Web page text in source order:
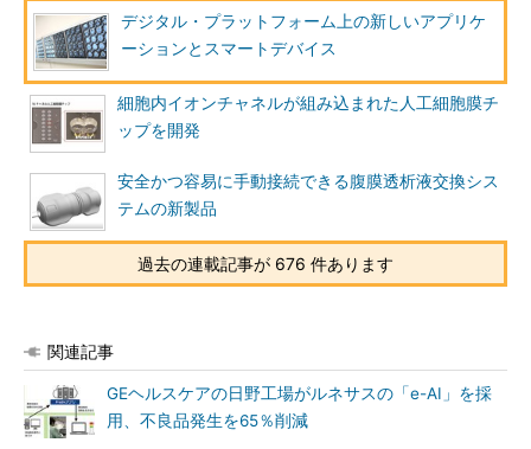
デジタル・プラットフォーム上の新しいアプリケ
ーションとスマートデバイス
細胞内イオンチャネルが組み込まれた人工細胞膜チ
ップを開発
安全かつ容易に手動接続できる腹膜透析液交換シス
テムの新製品
過去の連載記事が 676 件あります
関連記事
GEヘルスケアの日野工場がルネサスの「e-AI」を採
用、不良品発生を65％削減